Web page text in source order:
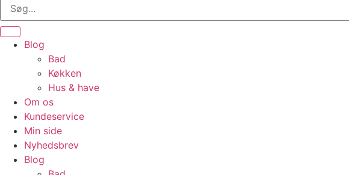
Blog
Bad
Køkken
Hus & have
Om os
Kundeservice
Min side
Nyhedsbrev
Blog